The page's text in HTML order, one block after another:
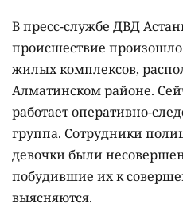
В пресс-службе ДВД
происшествие
жилых комплексов,
Алматинском районе.
работает оперативно-
группа. Сотрудники
девочки были
побудившие их к
выясняются.